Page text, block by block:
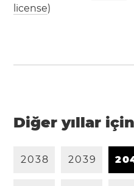
license)
Diğer yıllar
2038 2039 20